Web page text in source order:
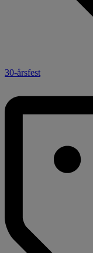
30-årsfest